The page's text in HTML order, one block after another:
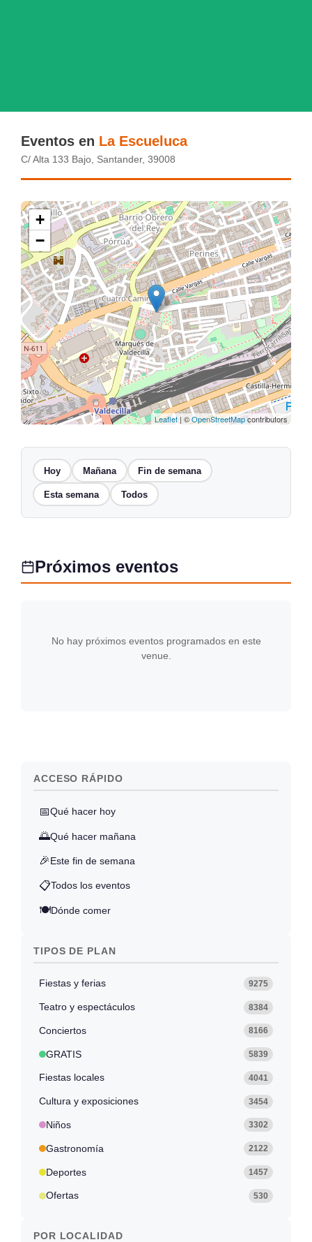
Eventos en La Escueluca
C/ Alta 133 Bajo, Santander, 39008
+
−
Leaflet | ©OpenStreetMapcontributors
Hoy Mañana Fin de semana
Esta semana Todos
Próximos eventos
No hay próximos eventos programados en este
venue.
ACCESO RÁPIDO
📅Qué hacer hoy
🌅Qué hacer mañana
🎉Este fin de semana
📋Todos los eventos
🍽️Dónde comer
TIPOS DE PLAN
Fiestas y ferias 9275
Teatro y espectáculos 8384
Conciertos 8166
GRATIS 5839
Fiestas locales 4041
Cultura y exposiciones 3454
Niños 3302
Gastronomía 2122
Deportes 1457
Ofertas 530
POR LOCALIDAD